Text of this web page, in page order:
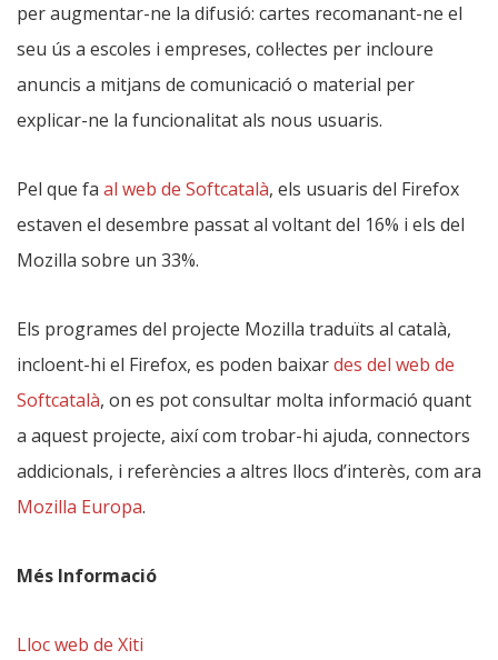
per augmentar-ne la difusió: cartes recomanant-ne el
seu ús a escoles i empreses, col·lectes per incloure
anuncis a mitjans de comunicació o material per
explicar-ne la funcionalitat als nous usuaris.
Pel que fa al web de Softcatalà, els usuaris del Firefox
estaven el desembre passat al voltant del 16% i els del
Mozilla sobre un 33%.
Els programes del projecte Mozilla traduïts al català,
incloent-hi el Firefox, es poden baixardes del web de
Softcatalà, on es pot consultar molta informació quant
a aquest projecte, així com trobar-hi ajuda, connectors
addicionals, i referències a altres llocs d’interès, com ara
Mozilla Europa.
Més Informació
Lloc web de Xiti